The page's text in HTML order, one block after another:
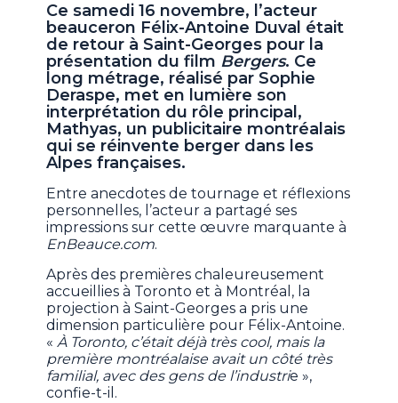
Ce samedi 16 novembre, l’acteur
beauceron Félix-Antoine Duval était
de retour à Saint-Georges pour la
présentation du film Bergers. Ce
long métrage, réalisé par Sophie
Deraspe, met en lumière son
interprétation du rôle principal,
Mathyas, un publicitaire montréalais
qui se réinvente berger dans les
Alpes françaises.
Entre anecdotes de tournage et réflexions
personnelles, l’acteur a partagé ses
impressions sur cette œuvre marquante à
EnBeauce.com.
Après des premières chaleureusement
accueillies à Toronto et à Montréal, la
projection à Saint-Georges a pris une
dimension particulière pour Félix-Antoine.
«À Toronto, c’était déjà très cool, mais la
première montréalaise avait un côté très
familial, avec des gens de l’industrie »,
confie-t-il.